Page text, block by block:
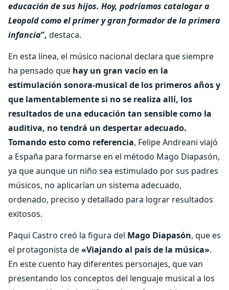
educación de sus hijos. Hoy, podríamos catalogar a
Leopold como el primer y gran formador de la primera
infancia”, destaca.
En esta línea, el músico nacional declara que siempre
ha pensado que hay un gran vacío en la
estimulación sonora-musical de los primeros años y
que lamentablemente si no se realiza allí, los
resultados de una educación tan sensible como la
auditiva, no tendrá un despertar adecuado.
Tomando esto como referencia, Felipe Andreani viajó
a España para formarse en el método Mago Diapasón,
ya que aunque un niño sea estimulado por sus padres
músicos, no aplicarían un sistema adecuado,
ordenado, preciso y detallado para lograr resultados
exitosos.
Paqui Castro creó la figura del Mago Diapasón, que es
el protagonista de«Viajando al país de la música».
En este cuento hay diferentes personajes, que van
presentando los conceptos del lenguaje musical a los